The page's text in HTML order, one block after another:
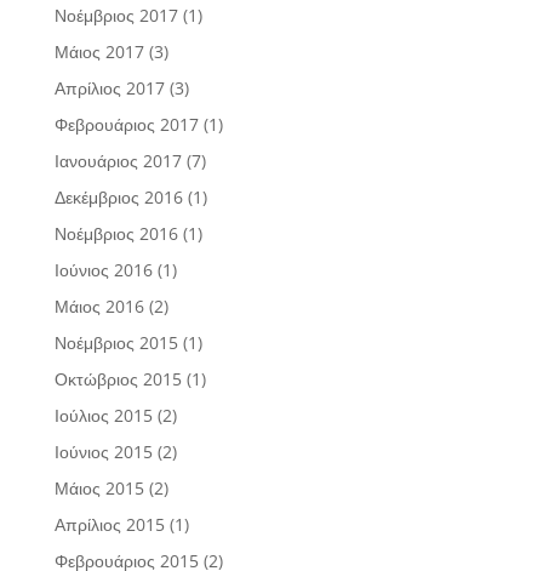
Νοέμβριος 2017(1)
Μάιος 2017(3)
Απρίλιος 2017(3)
Φεβρουάριος 2017(1)
Ιανουάριος 2017(7)
Δεκέμβριος 2016(1)
Νοέμβριος 2016(1)
Ιούνιος 2016(1)
Μάιος 2016(2)
Νοέμβριος 2015(1)
Οκτώβριος 2015(1)
Ιούλιος 2015(2)
Ιούνιος 2015(2)
Μάιος 2015(2)
Απρίλιος 2015(1)
Φεβρουάριος 2015(2)